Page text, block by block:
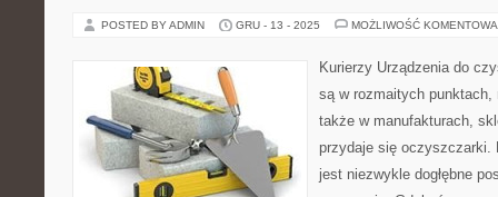
POSTED BY ADMIN GRU - 13 - 2025 MOŻLIWOŚĆ
Kurierzy Urządzenia do
są w rozmaitych
także w manufakturach,
przydaje się oczyszczarki.
jest niezwykle dogłębne